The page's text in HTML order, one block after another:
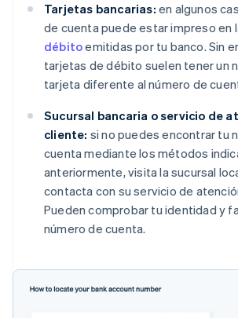
Tarjetas bancarias: en algunos
de cuenta puede estar impreso en
débitoemitidas por tu banco. Sin
tarjetas de débito suelen tener un
tarjeta diferente al número de
Sucursal bancaria o servicio de
cliente: si no puedes encontrar tu
cuenta mediante los métodos
anteriormente, visita la sucursal
contacta con su servicio de
Pueden comprobar tu identidad y
número de cuenta.